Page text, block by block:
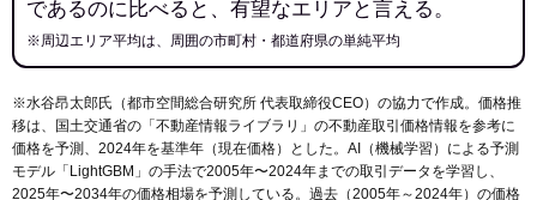
であるのに比べると、有望なエリアと言える。
※周辺エリア平均は、周囲の市町村・都道府県の単純平均
※水谷昂太郎氏（都市空間総合研究所 代表取締役CEO）の協力で作成。価格推
移は、国土交通省の「 不動産情報ライブラリ 」の不動産取引価格情報を参考に
価格を予測、2024年を基準年（現在価格）とした。AI（機械学習）による予測
モデル「LightGBM」の手法で2005年〜2024年までの取引データを学習し、
2025年〜2034年の価格相場を予測している。過去（2005年～2024年）の価格